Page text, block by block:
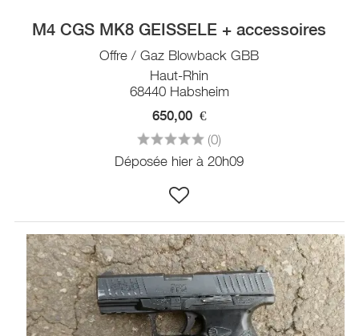
M4 CGS MK8 GEISSELE + accessoires
Offre / Gaz Blowback GBB
Haut-Rhin
68440 Habsheim
650,00 €
(0)
Déposée hier à 20h09